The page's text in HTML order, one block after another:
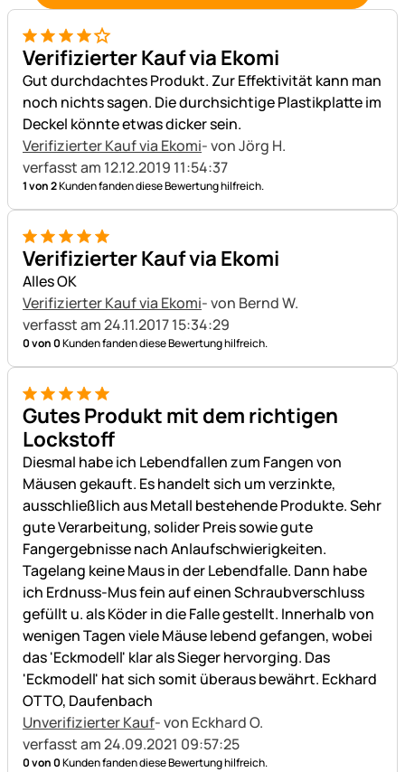
4 von 5
Verifizierter Kauf via Ekomi
Gut durchdachtes Produkt. Zur Effektivität kann man
noch nichts sagen. Die durchsichtige Plastikplatte im
Deckel könnte etwas dicker sein.
Verifizierter Kauf via Ekomi- von Jörg H.
verfasst am 12.12.2019 11:54:37
1 von 2Kunden fanden diese Bewertung hilfreich.
5 von 5
Verifizierter Kauf via Ekomi
Alles OK
Verifizierter Kauf via Ekomi- von Bernd W.
verfasst am 24.11.2017 15:34:29
0 von 0Kunden fanden diese Bewertung hilfreich.
5 von 5
Gutes Produkt mit dem richtigen
Lockstoff
Diesmal habe ich Lebendfallen zum Fangen von
Mäusen gekauft. Es handelt sich um verzinkte,
ausschließlich aus Metall bestehende Produkte. Sehr
gute Verarbeitung, solider Preis sowie gute
Fangergebnisse nach Anlaufschwierigkeiten.
Tagelang keine Maus in der Lebendfalle. Dann habe
ich Erdnuss-Mus fein auf einen Schraubverschluss
gefüllt u. als Köder in die Falle gestellt. Innerhalb von
wenigen Tagen viele Mäuse lebend gefangen, wobei
das 'Eckmodell' klar als Sieger hervorging. Das
'Eckmodell' hat sich somit überaus bewährt. Eckhard
OTTO, Daufenbach
Unverifizierter Kauf- von Eckhard O.
verfasst am 24.09.2021 09:57:25
0 von 0Kunden fanden diese Bewertung hilfreich.